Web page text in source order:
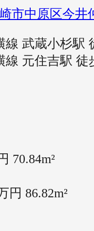
市中原区今井
線 武蔵小杉駅
線 元住吉駅 徒
70.84m²
円 86.82m²